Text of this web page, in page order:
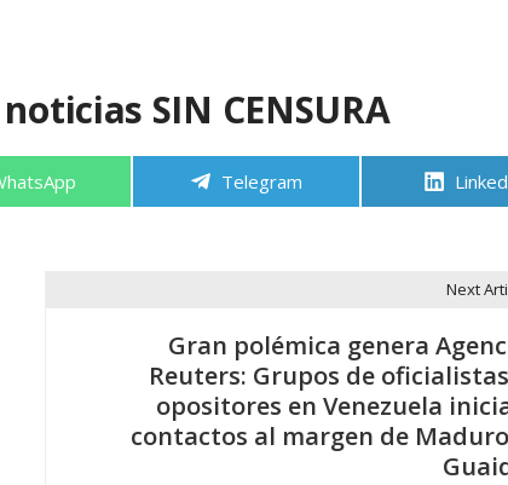
SIN CENSURA
Compartir
Telegram
Next
Gran polémica genera
Reuters: Grupos de
opositores en Venezuela
contactos al margen de